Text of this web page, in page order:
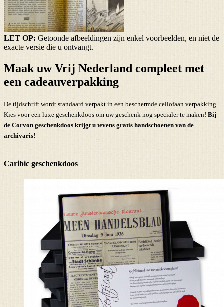
LET OP: Getoonde afbeeldingen zijn enkel voorbeelden, en niet de
exacte versie die u ontvangt.
Maak uw Vrij Nederland compleet met
een cadeauverpakking
De tijdschrift wordt standaard verpakt in een beschermde cellofaan verpakking.
Kies voor een luxe geschenkdoos om uw geschenk nog specialer te maken! Bij
de Corvon geschenkdoos krijgt u tevens gratis handschoenen van de
archivaris!
Caribic geschenkdoos